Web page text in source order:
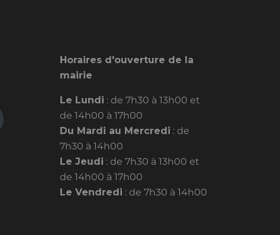
Horaires d'ouverture de la
mairie
Le Lundi : de 7h30 à 13h00 et
de 14h00 à 17h00
Du Mardi au Mercredi : de
7h30 à 14h00
Le Jeudi : de 7h30 à 13h00 et
de 14h00 à 17h00
Le Vendredi : de 7h30 à 14h00